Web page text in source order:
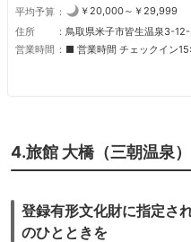
平均予算
￥20,000～￥29,999
住所
鳥取県米子市皆生温泉3-
営業時間
4.旅館 大橋（三朝温泉）
登録有形文化財に指定さ
のひとときを